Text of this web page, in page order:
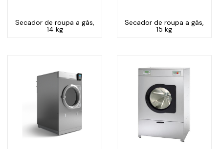
Secador de roupa a gás,
14 kg
Secador de roupa a gás,
15 kg